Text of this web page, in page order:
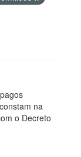
na
o Decreto